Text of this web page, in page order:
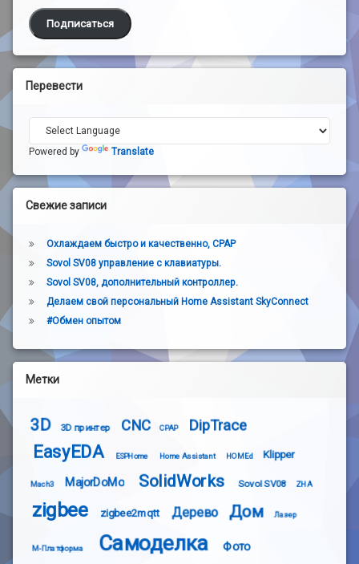
Подписаться
Перевести
Powered by Translate
Свежие записи
Охлаждаем быстро и качественно, CPAP
Sovol SV08 управление с клавиатуры.
Sovol SV08, дополнительный контроллер.
Делаем свой персональный Home Assistant SkyConnect
#Обмен опытом
Метки
3D 3D принтер CNC CPAP DipTrace
EasyEDA ESPHome Home Assistant HOMEd Klipper
Mach3 MajorDoMo SolidWorks Sovol SV08 ZHA
zigbee zigbee2mqtt Дерево Дом Лазер
М-Платформа Самоделка Фото